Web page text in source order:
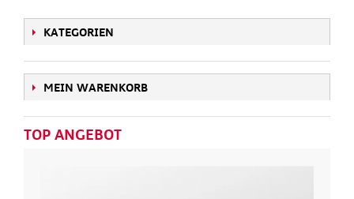
KATEGORIEN
MEIN WARENKORB
TOP ANGEBOT